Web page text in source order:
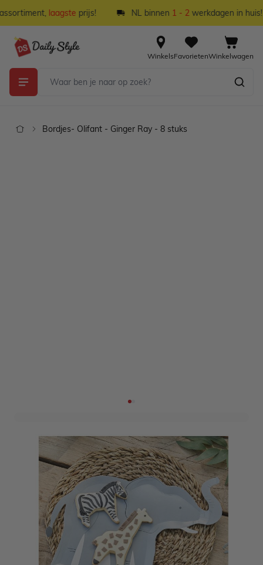
Ga naar de inhoud
laagsteprijs! NL binnen1 - 2 werkdagen in huis!
WinkelsFavorietenWinkelwagen
Bordjes- Olifant - Ginger Ray - 8 stuks
Bordjes- Olifant - Ginger
Ray - 8 stuks
Art. nr. WILD-101
Informeer mij wanneer dit product op voorraad is
Niet op voorraad
5,89 Verpakt per 8 stuks